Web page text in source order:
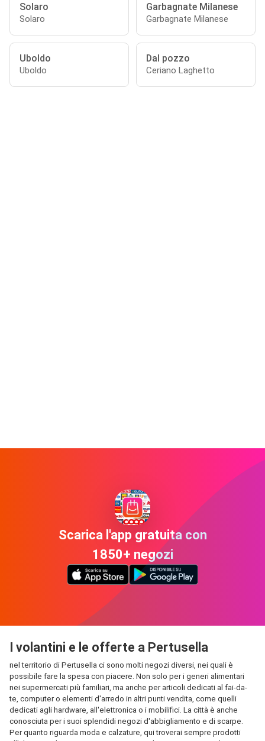
Solaro
Solaro
Garbagnate Milanese
Garbagnate Milanese
Uboldo
Uboldo
Dal pozzo
Ceriano Laghetto
Scarica l'app gratuita con
1850+ negozi
I volantini e le offerte a Pertusella
nel territorio di Pertusella ci sono molti negozi diversi, nei quali è
possibile fare la spesa con piacere. Non solo per i generi alimentari
nei supermercati più familiari, ma anche per articoli dedicati al fai-da-
te, computer o elementi d'arredo in altri punti vendita, come quelli
dedicati agli hardware, all'elettronica o i mobilifici. La città è anche
conosciuta per i suoi splendidi negozi d'abbigliamento e di scarpe.
Per quanto riguarda moda e calzature, qui troverai sempre prodotti